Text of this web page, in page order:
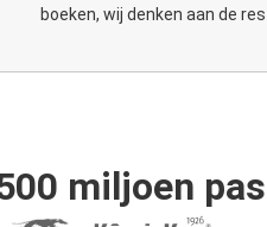
boeken, wij denken aan de
miljoen